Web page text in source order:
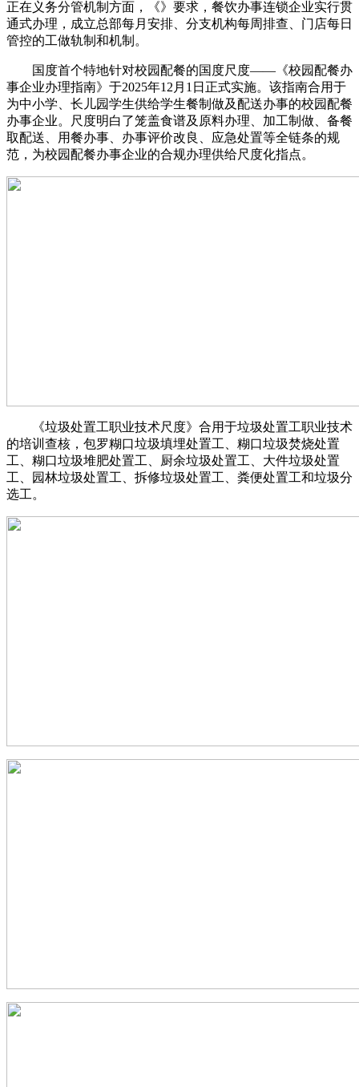
正在义务分管机制方面，《》要求，餐饮办事连锁企业实行贯
通式办理，成立总部每月安排、分支机构每周排查、门店每日
管控的工做轨制和机制。
国度首个特地针对校园配餐的国度尺度——《校园配餐办
事企业办理指南》于2025年12月1日正式实施。该指南合用于
为中小学、长儿园学生供给学生餐制做及配送办事的校园配餐
办事企业。尺度明白了笼盖食谱及原料办理、加工制做、备餐
取配送、用餐办事、办事评价改良、应急处置等全链条的规
范，为校园配餐办事企业的合规办理供给尺度化指点。
《垃圾处置工职业技术尺度》合用于垃圾处置工职业技术
的培训查核，包罗糊口垃圾填埋处置工、糊口垃圾焚烧处置
工、糊口垃圾堆肥处置工、厨余垃圾处置工、大件垃圾处置
工、园林垃圾处置工、拆修垃圾处置工、粪便处置工和垃圾分
选工。